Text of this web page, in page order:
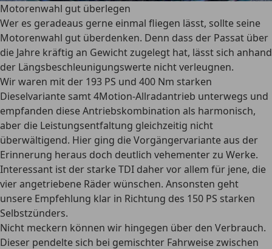
Motorenwahl gut überlegen
Wer es geradeaus gerne einmal fliegen lässt, sollte seine
Motorenwahl gut überdenken. Denn dass der Passat über
die Jahre kräftig an Gewicht zugelegt hat, lässt sich anhand
der Längsbeschleunigungswerte nicht verleugnen.
Wir waren mit der 193 PS und 400 Nm starken
Dieselvariante samt 4Motion-Allradantrieb unterwegs und
empfanden diese Antriebskombination als harmonisch,
aber die Leistungsentfaltung gleichzeitig nicht
überwältigend. Hier ging die Vorgängervariante aus der
Erinnerung heraus doch deutlich vehementer zu Werke.
Interessant ist der starke TDI daher vor allem für jene, die
vier angetriebene Räder wünschen. Ansonsten geht
unsere Empfehlung klar in Richtung des 150 PS starken
Selbstzünders.
Nicht meckern können wir hingegen über den Verbrauch.
Dieser pendelte sich bei gemischter Fahrweise zwischen